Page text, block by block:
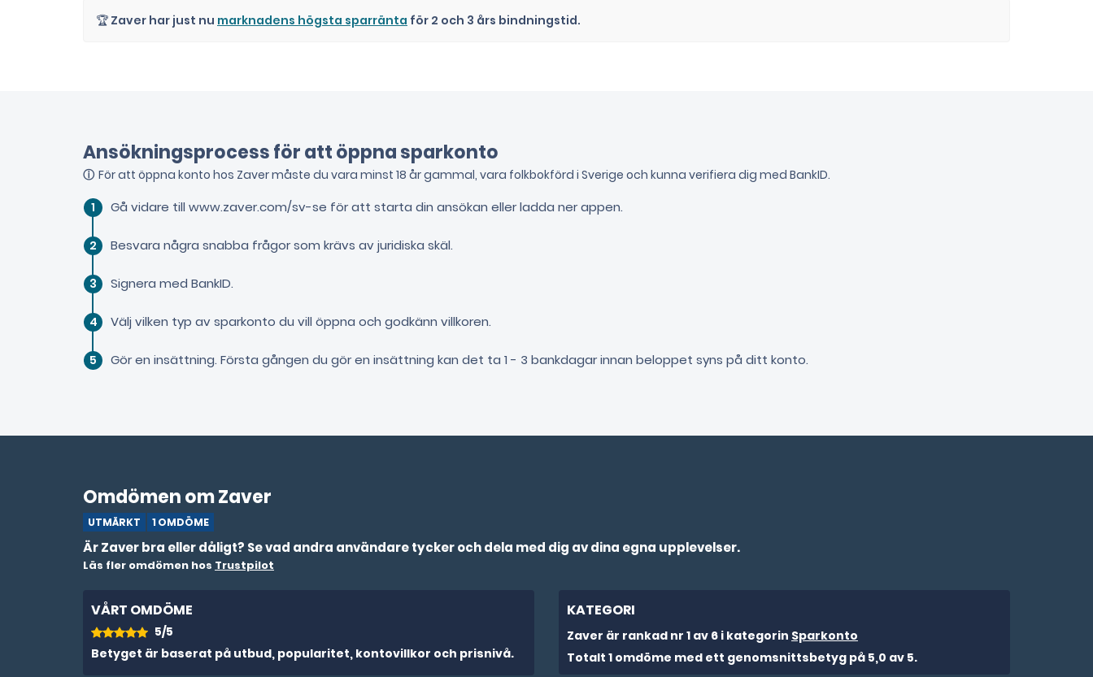
🏆 Zaver har just nu marknadens högsta sparränta för 2 och 3 års bindningstid.
Ansökningsprocess för att öppna sparkonto
För att öppna konto hos Zaver måste du vara minst 18 år gammal, vara folkbokförd i Sverige och kunna verifiera dig med BankID.
Gå vidare till www.zaver.com/sv-se för att starta din ansökan eller ladda ner appen.
Besvara några snabba frågor som krävs av juridiska skäl.
Signera med BankID.
Välj vilken typ av sparkonto du vill öppna och godkänn villkoren.
Gör en insättning. Första gången du gör en insättning kan det ta 1 - 3 bankdagar innan beloppet syns på ditt konto.
Omdömen om Zaver
UTMÄRKT 1 OMDÖME
Är Zaver bra eller dåligt? Se vad andra användare tycker och dela med dig av dina egna upplevelser.
Läs fler omdömen hos Trustpilot
VÅRT OMDÖME
5/5
Betyget är baserat på utbud, popularitet, kontovillkor och prisnivå.
KATEGORI
Zaver är rankad nr 1 av 6 i kategorin Sparkonto
Totalt 1 omdöme med ett genomsnittsbetyg på 5,0 av 5.